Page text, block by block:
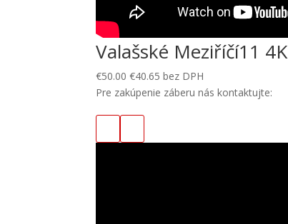
Valašské Meziříčí11 4K
€50.00 €40.65 bez DPH
Pre zakúpenie záberu nás kontaktujte: